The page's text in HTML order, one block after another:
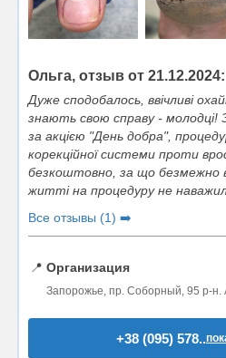
Ольга, отзыв от 21.12.2024:
Дуже сподобалось, ввічливі
знають свою справу - молодці!
за акцією "День добра",
корекційної системи проти
безкоштовно, за що безмежно
житті на процедуру не
Все отзывы (1) ➡️
📍 Организация
Запорожье, пр. Соборный, 95 р-н.
+38 (095) 578..